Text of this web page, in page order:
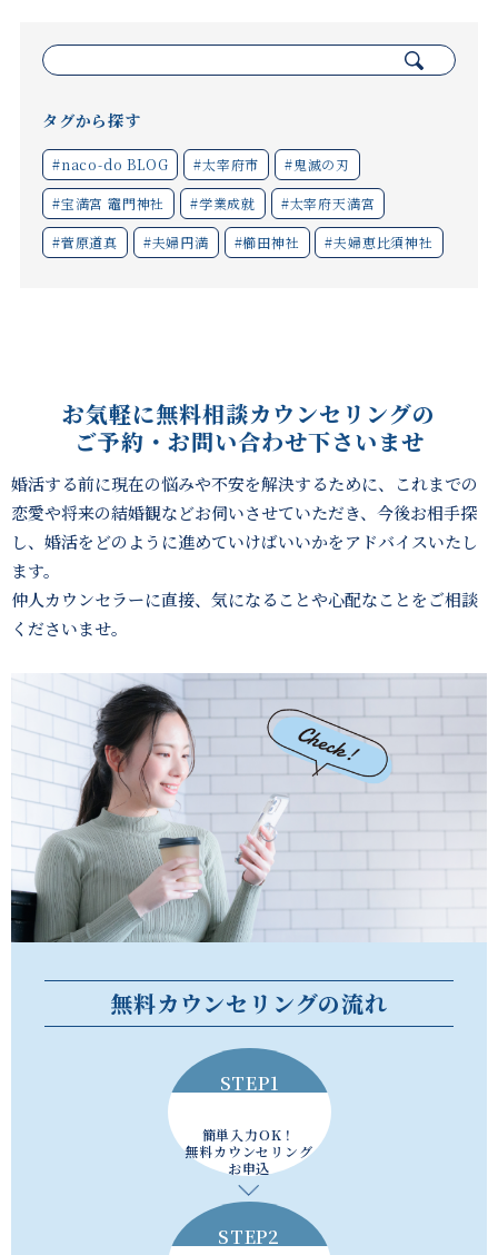
索:
タグから探す
#naco-do BLOG #太宰府市 #鬼滅の刃
#宝満宮 竈門神社 #学業成就 #太宰府天満宮
#菅原道真 #夫婦円満 #櫛田神社 #夫婦恵比須神社
お気軽に無料相談カウンセリングの
ご予約・お問い合わせ下さいませ
婚活する前に現在の悩みや不安を解決するために、これまでの
恋愛や将来の結婚観などお伺いさせていただき、 今後お相手探
し、婚活をどのように進めていけばいいかをアドバイスいたし
ます。
仲人カウンセラーに直接、気になることや心配なことをご相談
くださいませ。
無料カウンセリングの流れ
STEP1
簡単入力OK！
無料カウンセリング
お申込
STEP2